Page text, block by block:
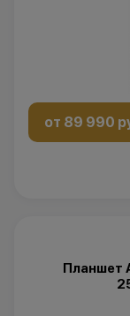
от 89 990
Планшет